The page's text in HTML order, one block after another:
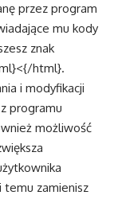
przez program
mu kody
znak
html}.
i modyfikacji
programu
możliwość
temu zamienisz